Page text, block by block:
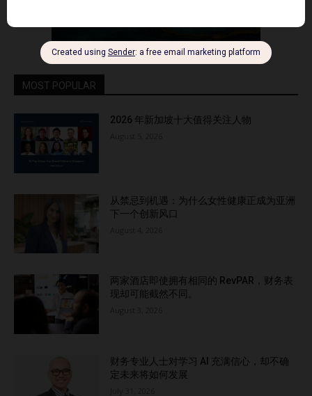
MOST POPULAR
2026 年新加坡十大值得关注人物
从禁忌到机遇：为什么女性健康正成为亚洲
下一个创新风口
两家酒店即使拥有相同的 RevPAR，财务表
现却可能截然不同。
财务专业人士对学习 AI 充满信心，却不确
定未来将如何发展